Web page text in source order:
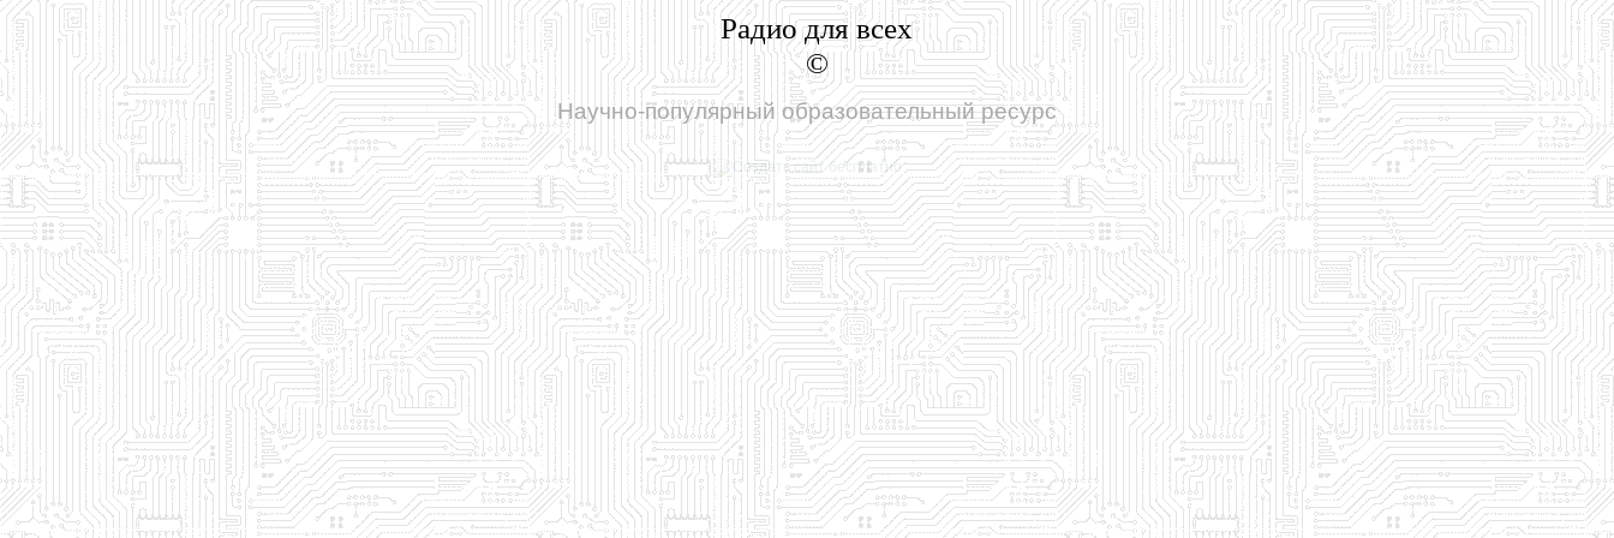
Радио для всех
©
Научно-популярный образовательный ресурс